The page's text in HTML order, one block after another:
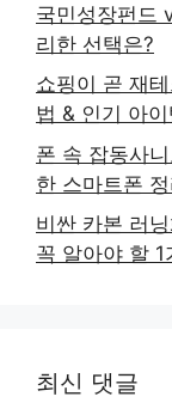
국민성장펀드
리한 선택은?
쇼핑이 곧 재
법 & 인기 아
폰 속 잡동사
한 스마트폰
비싼 카본 러
꼭 알아야 할 1
최신 댓글